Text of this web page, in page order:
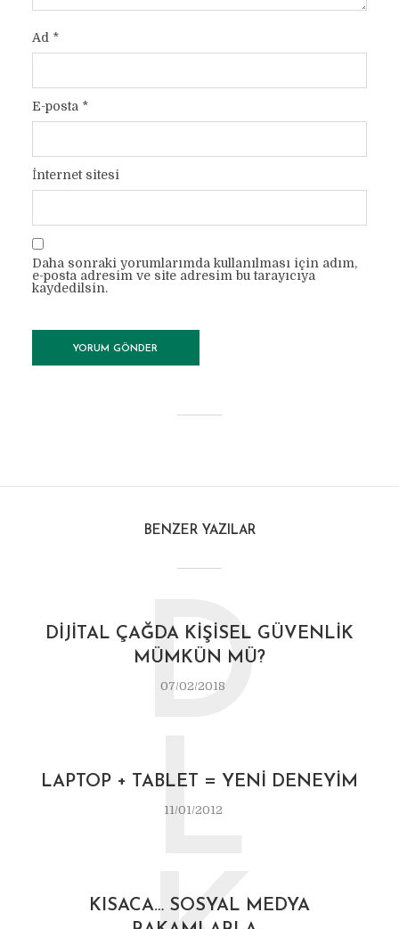
Ad *
E-posta *
İnternet sitesi
Daha sonraki yorumlarımda kullanılması için adım,
e-posta adresim ve site adresim bu tarayıcıya
kaydedilsin.
BENZER YAZILAR
DIJITAL ÇAĞDA KIŞISEL GÜVENLIK
MÜMKÜN MÜ?
07/02/2018
D
LAPTOP + TABLET = YENI DENEYIM
11/01/2012
L
KISACA… SOSYAL MEDYA